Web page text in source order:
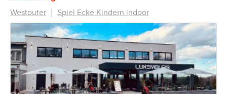
Westouter Spiel Ecke Kindern indoor